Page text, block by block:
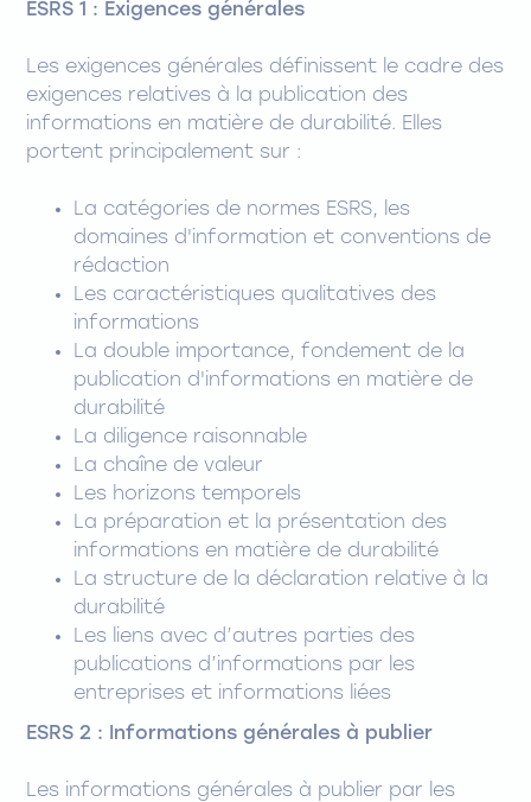
ESRS 1 : Exigences générales
Les exigences générales définissent le cadre des
exigences relatives à la publication des
informations en matière de durabilité. Elles
portent principalement sur :
La catégories de normes ESRS, les
domaines d'information et conventions de
rédaction
Les caractéristiques qualitatives des
informations
La double importance, fondement de la
publication d'informations en matière de
durabilité
La diligence raisonnable
La chaîne de valeur
Les horizons temporels
La préparation et la présentation des
informations en matière de durabilité
La structure de la déclaration relative à la
durabilité
Les liens avec d’autres parties des
publications d’informations par les
entreprises et informations liées
ESRS 2 : Informations générales à publier
Les informations générales à publier par les